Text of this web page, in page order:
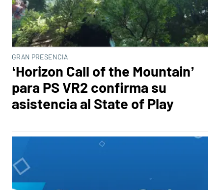
GRAN PRESENCIA
‘Horizon Call of the Mountain’
para PS VR2 confirma su
asistencia al State of Play